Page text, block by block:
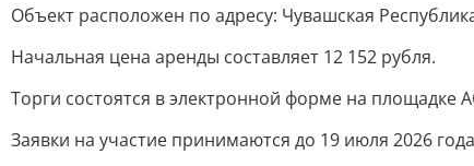
Объект расположен по адресу: Чувашская
Начальная цена аренды составляет 12 152 рубля.
Торги состоятся в электронной форме на площадке
Заявки на участие принимаются до 19 июля 2026